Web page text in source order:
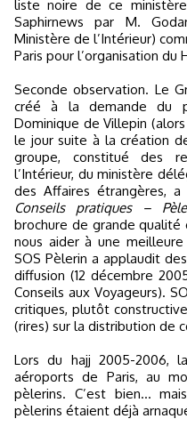
liste noire de ce
Saphirnews par M.
Ministère de l’Intérieur)
Paris pour l’organisation du
Seconde observation. Le
créé à la demande du
Dominique de Villepin
le jour suite à la création
groupe, constitué des
l’Intérieur, du ministère
des Affaires étrangères,
Conseils pratiques –
brochure de grande
nous aider à une
SOS Pèlerin a applaudit
diffusion (12 décembre
Conseils aux Voyageurs).
critiques, plutôt
(rires) sur la distribution de
Lors du hajj 2005-2006,
aéroports de Paris, au
pèlerins. C’est bien…
pèlerins étaient déjà